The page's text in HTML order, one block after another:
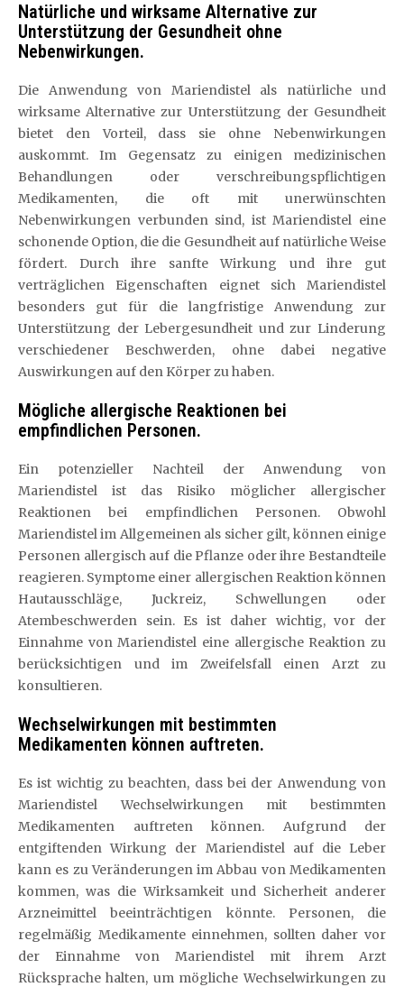
Natürliche und wirksame Alternative zur
Unterstützung der Gesundheit ohne
Nebenwirkungen.
Die Anwendung von Mariendistel als natürliche und
wirksame Alternative zur Unterstützung der Gesundheit
bietet den Vorteil, dass sie ohne Nebenwirkungen
auskommt. Im Gegensatz zu einigen medizinischen
Behandlungen oder verschreibungspflichtigen
Medikamenten, die oft mit unerwünschten
Nebenwirkungen verbunden sind, ist Mariendistel eine
schonende Option, die die Gesundheit auf natürliche Weise
fördert. Durch ihre sanfte Wirkung und ihre gut
verträglichen Eigenschaften eignet sich Mariendistel
besonders gut für die langfristige Anwendung zur
Unterstützung der Lebergesundheit und zur Linderung
verschiedener Beschwerden, ohne dabei negative
Auswirkungen auf den Körper zu haben.
Mögliche allergische Reaktionen bei
empfindlichen Personen.
Ein potenzieller Nachteil der Anwendung von
Mariendistel ist das Risiko möglicher allergischer
Reaktionen bei empfindlichen Personen. Obwohl
Mariendistel im Allgemeinen als sicher gilt, können einige
Personen allergisch auf die Pflanze oder ihre Bestandteile
reagieren. Symptome einer allergischen Reaktion können
Hautausschläge, Juckreiz, Schwellungen oder
Atembeschwerden sein. Es ist daher wichtig, vor der
Einnahme von Mariendistel eine allergische Reaktion zu
berücksichtigen und im Zweifelsfall einen Arzt zu
konsultieren.
Wechselwirkungen mit bestimmten
Medikamenten können auftreten.
Es ist wichtig zu beachten, dass bei der Anwendung von
Mariendistel Wechselwirkungen mit bestimmten
Medikamenten auftreten können. Aufgrund der
entgiftenden Wirkung der Mariendistel auf die Leber
kann es zu Veränderungen im Abbau von Medikamenten
kommen, was die Wirksamkeit und Sicherheit anderer
Arzneimittel beeinträchtigen könnte. Personen, die
regelmäßig Medikamente einnehmen, sollten daher vor
der Einnahme von Mariendistel mit ihrem Arzt
Rücksprache halten, um mögliche Wechselwirkungen zu